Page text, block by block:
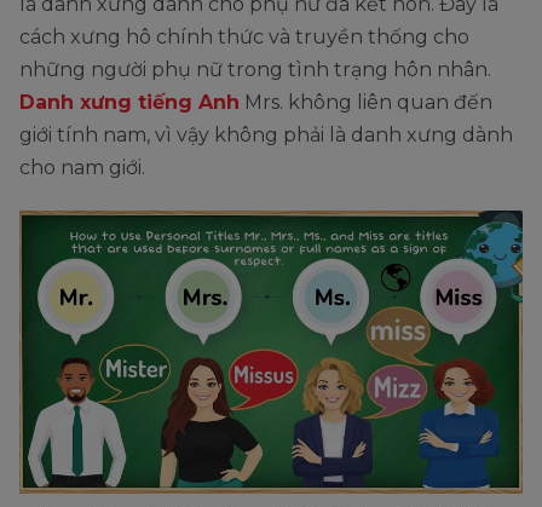
cách xưng hô chính thức và truyền thống cho
những người phụ nữ trong tình trạng hôn nhân.
Danh xưng tiếng Anh Mrs. không liên quan đến
giới tính nam, vì vậy không phải là danh xưng dành
cho nam giới.